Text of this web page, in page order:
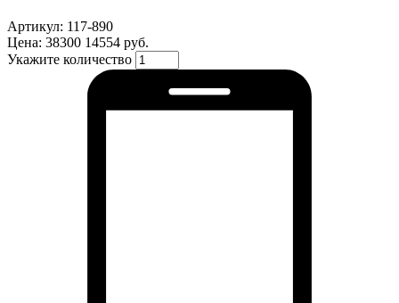
Артикул: 117-890
Цена: 38300 14554 руб.
Укажите количество